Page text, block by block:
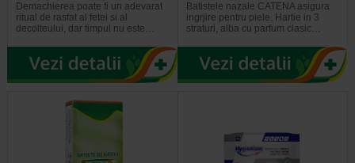
Demachierea poate fi un adevarat
ritual de rasfat al fetei si al
decolteului, dar timpul nu este…
Batistele nazale CATENA asigura
ingrjire pentru piele. Hartie in 3
straturi, alba cu parfum clasic…